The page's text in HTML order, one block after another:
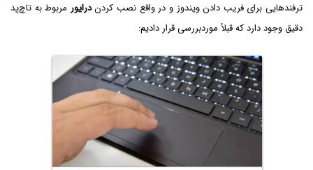
ترفندهایی برای فریب دادن ویندوز و در واقع نصب کردندرایور مربوط به تاچ‌پد
دقیق وجود دارد که قبلاً موردبررسی قرار دادیم: